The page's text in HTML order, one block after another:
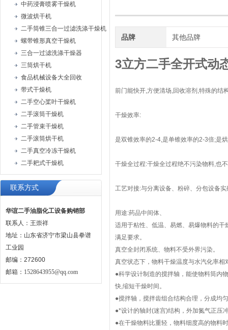
中药浸膏喷雾干燥机
微波烘干机
二手筒锥三合一过滤洗涤干燥机
螺带锥形真空干燥机
三合一过滤洗涤干燥器
三筒烘干机
食品机械设备大全回收
带式干燥机
二手空心桨叶干燥机
二手滚筒干燥机
二手管束干燥机
二手滚筒烘干机
二手真空冷冻干燥机
二手耙式干燥机
联系方式
华谊二手油脂化工设备购销部
联系人：王崇祥
地址：山东省济宁市梁山县拳谱
工业园
邮编：272600
邮箱： 1528643955@qq.com
品牌 其他品牌
3立方二手全开式动
前门能快开,方便清场,回收溶剂,特殊的结
干燥效率:
是双锥效率的2-4,是单锥效率的2-3倍;是
干燥全过程:干燥全过程绝不污染物料,也
工艺对接:与分离设备、粉碎、分包设备
用途:药品中间体、
适用于粘性、低温、易燃、易爆物料的
满足要求。
真空全封闭系统、物料不受外界污染。
真空状态下，物料干燥温度与水汽化率
●科学设计制造的搅拌轴，能使物料筒内
快,缩短干燥时间。
●搅拌轴，搅拌齿组合结构合理，分成均
●*设计的轴封(迷宫)结构，外加氮气正压
●在干燥物料比重轻，物料细度高的物料